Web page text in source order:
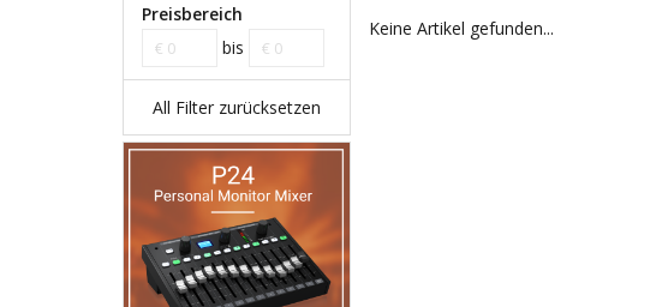
Preisbereich
bis
All Filter zurücksetzen
Keine Artikel gefunden...